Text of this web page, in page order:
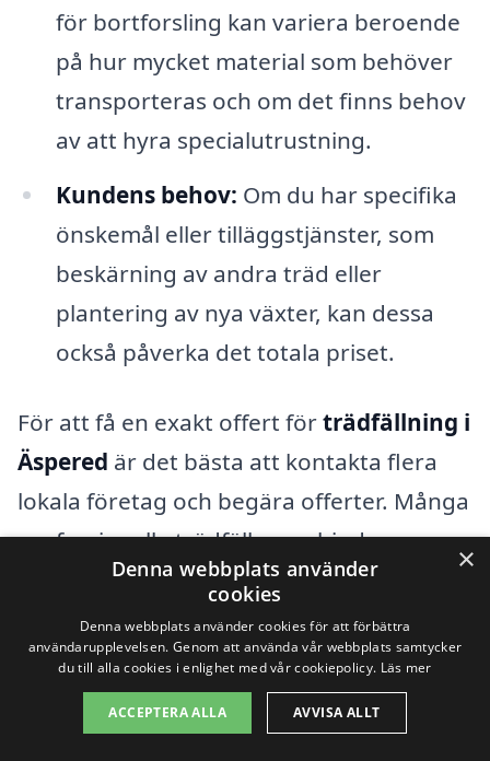
för bortforsling kan variera beroende
på hur mycket material som behöver
transporteras och om det finns behov
av att hyra specialutrustning.
Kundens behov: Om du har specifika
önskemål eller tilläggstjänster, som
beskärning av andra träd eller
plantering av nya växter, kan dessa
också påverka det totala priset.
För att få en exakt offert förträdfällning i
Äspered är det bästa att kontakta flera
lokala företag och begära offerter. Många
professionella trädfällare erbjuder
kostnadsfria bedömningar och kan ge en
mer exakt uppskattning baserat på
specifika omständigheter och dina
önskemål. Genom att jämföra olika
offerter kan du hitta ett företag som
×
Denna webbplats använder
cookies
Denna webbplats använder cookies för att förbättra
användarupplevelsen. Genom att använda vår webbplats samtycker
du till alla cookies i enlighet med vår cookiepolicy. Läs mer
ACCEPTERA ALLA AVVISA ALLT